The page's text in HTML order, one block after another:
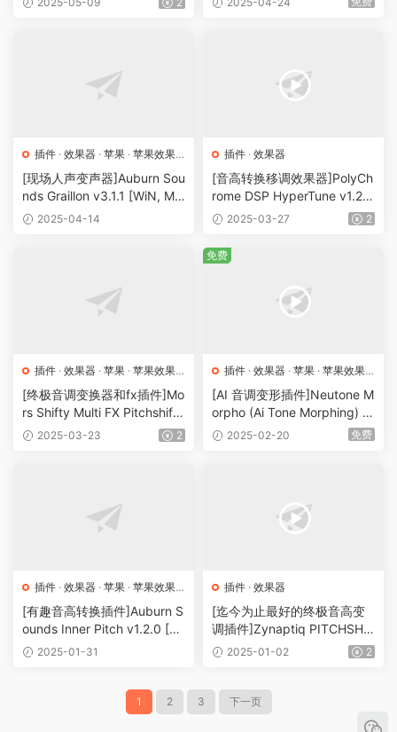
插件 · 效果器 · 苹果 · 苹果效果
器
[现场人声变声器]Auburn Sou
nds Graillon v3.1.1 [WiN, Ma
cOSX]（61MB）
2025-04-14
插件 · 效果器
[音高转换移调效果器]PolyCh
rome DSP HyperTune v1.2.0
[WiN]（8.6MB）
2025-03-27 2
插件 · 效果器 · 苹果 · 苹果效果
器
[终极音调变换器和fx插件]Mo
rs Shifty Multi FX Pitchshifte
r Plugin v1.0.0 [WiN, MacO
2025-03-23 2
插件 · 效果器 · 苹果 · 苹果效果
器
[AI 音调变形插件]Neutone M
orpho (Ai Tone Morphing) v
1.1.1 VST3 AU STANDALON
2025-02-20 免费
免费
插件 · 效果器 · 苹果 · 苹果效果
器
[有趣音高转换插件]Auburn S
ounds Inner Pitch v1.2.0 [Wi
N、MacOSX]（60MB）
2025-01-31
插件 · 效果器
[迄今为止最好的终极音高变
调插件]Zynaptiq PITCHSHIF
T PRO v1.2.0 [WiN]（25M
2025-01-02 2
1 2 3 下一页